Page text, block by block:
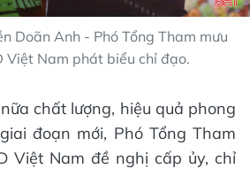
Doãn Anh - Phó Tổng Tham mưu
Việt Nam phát biểu chỉ đạo.
chất lượng, hiệu quả phong
đoạn mới, Phó Tổng Tham
Việt Nam đề nghị cấp ủy, chỉ